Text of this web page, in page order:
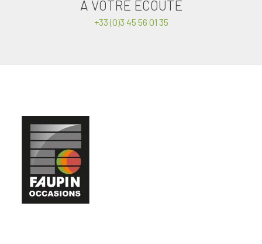
A VOTRE ÉCOUTE
+33 (0)3 45 56 01 35